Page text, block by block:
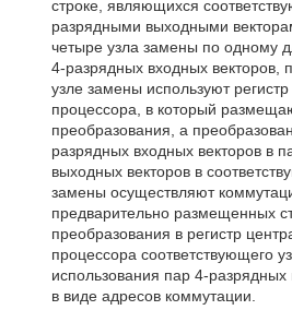
строке, являющихся
разрядными выходными
четыре узла замены по одному
4-разрядных входных векторов,
узле замены используют
процессора, в который
преобразования, а
разрядных входных векторов в
выходных векторов в
замены осуществляют
предварительно размещенных
преобразования в регистр
процессора соответствующего
использования пар 4-разрядных
в виде адресов коммутации.